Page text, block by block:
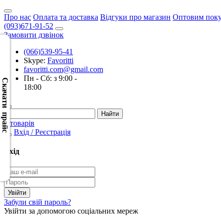
Про нас Оплата та доставка Відгуки про магазин Оптовим
(093)671-91-52
Замовити дзвінок
(066)539-95-41
Skype: Favoritti
favoritti.com@gmail.com
Пн - Сб: з 9:00 -
18:00
0 товарів
Вхід / Реєстрація
Вхід
Забули свій пароль?
Увійти за допомогою соціальних мереж
Скачати прайс
Скачать
XML
(Розн.)
Скачать
XML
(Опт)
Скачать
(Розн.)
Скачать
CSV
(Опт)